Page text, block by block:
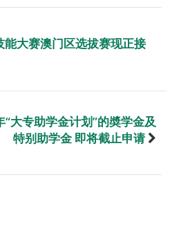
能大赛澳门区选拔赛现正接
大专助学金计划”的奬学金及
特别助学金 即将截止申请